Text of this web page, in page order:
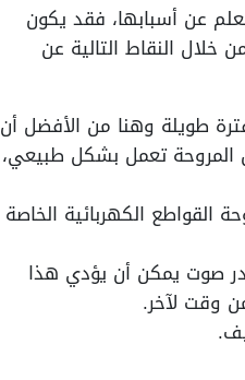
عن أسبابها، فقد يكون
النقاط التالية عن
طويلة وهنا من الأفضل أن
المروحة تعمل بشكل طبيعي،
الكهربائية الخاصة
صوت يمكن أن يؤدي هذا
وقت لآخر.